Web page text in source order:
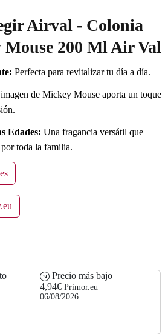
Airval - Colonia
Mouse 200 Ml Air Val
Perfecta para revitalizar tu día a día.
de Mickey Mouse aporta un toque
Edades: Una fragancia versátil que
toda la familia.
Precio más bajo
4,94€ Primor.eu
06/08/2026